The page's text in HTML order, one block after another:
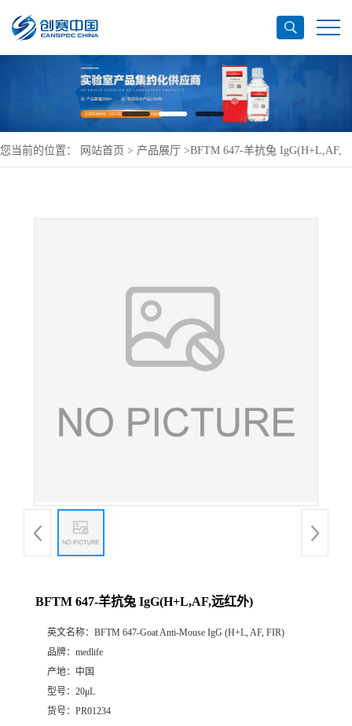
您当前的位置： 网站首页 > 产品展厅 >BFTM 647-羊抗兔 IgG(H+L,AF,
BFTM 647-羊抗兔 IgG(H+L,AF,远红外)
英文名称： BFTM 647-Goat Anti-Mouse IgG (H+L, AF, FIR)
品牌： medlife
产地： 中国
型号： 20μL
货号： PR01234